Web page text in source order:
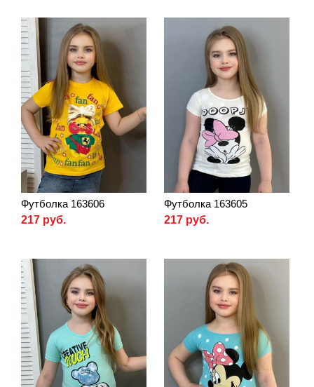
Футболка 163606
217 руб.
Футболка 163605
217 руб.